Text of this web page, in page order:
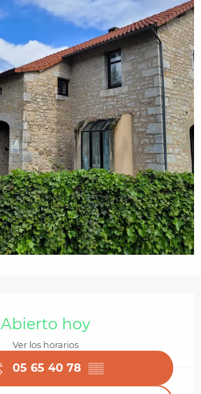
Abierto hoy
Ver los horarios
05 65 40 78 ▒▒